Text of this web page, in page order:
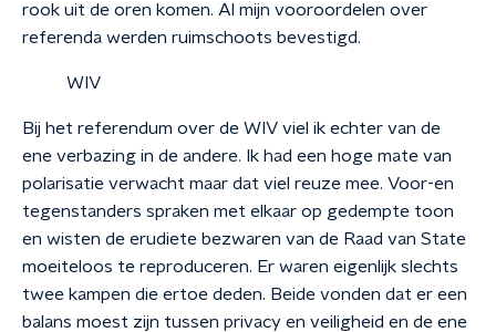
rook uit de oren komen. Al mijn vooroordelen over
referenda werden ruimschoots bevestigd.
WIV
Bij het referendum over de WIV viel ik echter van de
ene verbazing in de andere. Ik had een hoge mate van
polarisatie verwacht maar dat viel reuze mee. Voor-en
tegenstanders spraken met elkaar op gedempte toon
en wisten de erudiete bezwaren van de Raad van State
moeiteloos te reproduceren. Er waren eigenlijk slechts
twee kampen die ertoe deden. Beide vonden dat er een
balans moest zijn tussen privacy en veiligheid en de ene